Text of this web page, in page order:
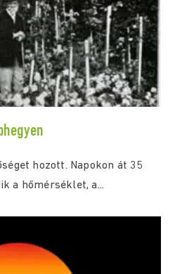
hozott. Napokon át 35
a hőmérséklet, a...